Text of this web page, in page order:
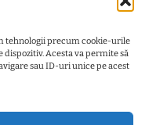
tehnologii precum cookie-urile
Acesta va permite să
sau ID-uri unice pe acest